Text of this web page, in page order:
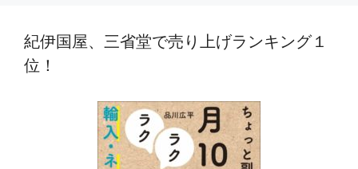
紀伊国屋、三省堂で売り上げランキング１
位！